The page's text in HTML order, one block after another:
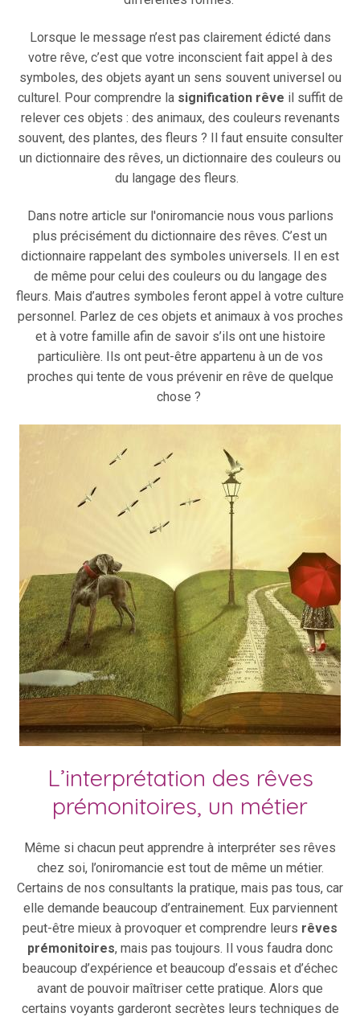
Lorsque le message n’est pas clairement édicté dans
votre rêve, c’est que votre inconscient fait appel à des
symboles, des objets ayant un sens souvent universel ou
culturel. Pour comprendre la signification rêve il suffit de
relever ces objets : des animaux, des couleurs revenants
souvent, des plantes, des fleurs ? Il faut ensuite consulter
un dictionnaire des rêves, un dictionnaire des couleurs ou
du langage des fleurs.
Dans notre article sur l'oniromancie nous vous parlions
plus précisément du dictionnaire des rêves. C’est un
dictionnaire rappelant des symboles universels. Il en est
de même pour celui des couleurs ou du langage des
fleurs. Mais d’autres symboles feront appel à votre culture
personnel. Parlez de ces objets et animaux à vos proches
et à votre famille afin de savoir s’ils ont une histoire
particulière. Ils ont peut-être appartenu à un de vos
proches qui tente de vous prévenir en rêve de quelque
chose ?
L’interprétation des rêves
prémonitoires, un métier
Même si chacun peut apprendre à interpréter ses rêves
chez soi, l’oniromancie est tout de même un métier.
Certains de nos consultants la pratique, mais pas tous, car
elle demande beaucoup d’entrainement. Eux parviennent
peut-être mieux à provoquer et comprendre leurs rêves
prémonitoires, mais pas toujours. Il vous faudra donc
beaucoup d’expérience et beaucoup d’essais et d’échec
avant de pouvoir maîtriser cette pratique. Alors que
certains voyants garderont secrètes leurs techniques de